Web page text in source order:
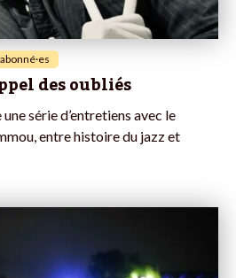
abonné·es
des oubliés
série d’entretiens avec le
entre histoire du jazz et